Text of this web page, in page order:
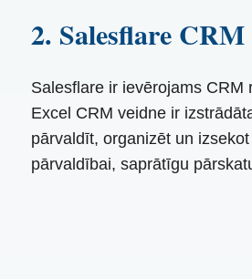
2. Salesflare
Salesflare ir ievērojams
Excel CRM veidne ir
pārvaldīt, organizēt un
pārvaldībai, saprātīgu